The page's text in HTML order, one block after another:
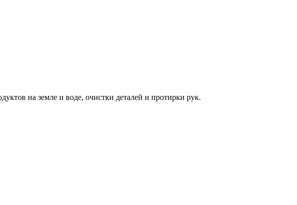
на земле и воде, очистки деталей и протирки рук.